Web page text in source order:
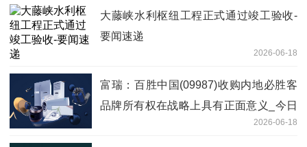
大藤峡水利枢纽工程正式通过竣工验收-
要闻速递
2026-06-18
富瑞：百胜中国(09987)收购内地必胜客
品牌所有权在战略上具有正面意义_今日
2026-06-18